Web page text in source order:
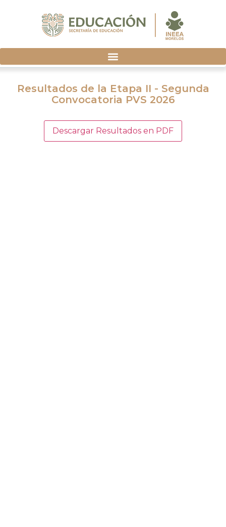
Resultados de la Etapa II - Segunda
Convocatoria PVS 2026
Descargar Resultados en PDF